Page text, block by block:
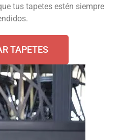
tus tapetes estén siempre
TAPETES